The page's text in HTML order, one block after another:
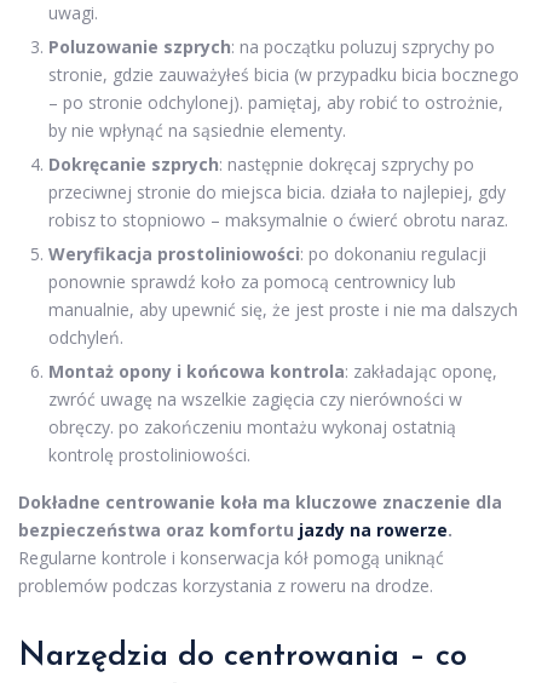
uwagi.
Poluzowanie szprych: na początku poluzuj szprychy po
stronie, gdzie zauważyłeś bicia (w przypadku bicia bocznego
– po stronie odchylonej). pamiętaj, aby robić to ostrożnie,
by nie wpłynąć na sąsiednie elementy.
Dokręcanie szprych: następnie dokręcaj szprychy po
przeciwnej stronie do miejsca bicia. działa to najlepiej, gdy
robisz to stopniowo – maksymalnie o ćwierć obrotu naraz.
Weryfikacja prostoliniowości: po dokonaniu regulacji
ponownie sprawdź koło za pomocą centrownicy lub
manualnie, aby upewnić się, że jest proste i nie ma dalszych
odchyleń.
Montaż opony i końcowa kontrola: zakładając oponę,
zwróć uwagę na wszelkie zagięcia czy nierówności w
obręczy. po zakończeniu montażu wykonaj ostatnią
kontrolę prostoliniowości.
Dokładne centrowanie koła ma kluczowe znaczenie dla
bezpieczeństwa oraz komfortu jazdy na rowerze.
Regularne kontrole i konserwacja kół pomogą uniknąć
problemów podczas korzystania z roweru na drodze.
Narzędzia do centrowania – co